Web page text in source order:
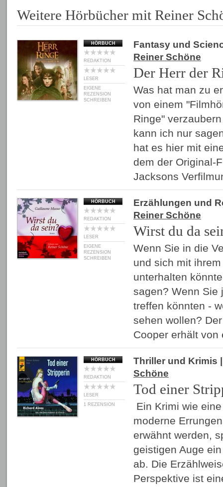
Weitere Hörbücher mit Reiner
HÖRBUCH
REDAKTION
LESER
EIGENE
REZENSION
SCHREIBEN
Fantasy und
Reiner Schöne
Der Herr der
Was hat man zu
von einem
Ringe"
kann ich nur
hat es hier mit
dem der Original-
Jacksons
HÖRBUCH
REDAKTION
LESER
EIGENE
REZENSION
SCHREIBEN
Erzählungen und
Reiner Schöne
Wirst du da
Wenn Sie in die
und sich mit
unterhalten
sagen? Wenn Sie
treffen könnten -
sehen wollen?
Cooper erhält
HÖRBUCH
REDAKTION
LESER
1 REZENSION
Thriller und Krimis
Schöne
Tod einer
Ein Krimi wie
moderne
erwähnt werden,
geistigen Auge
ab. Die
Perspektive ist